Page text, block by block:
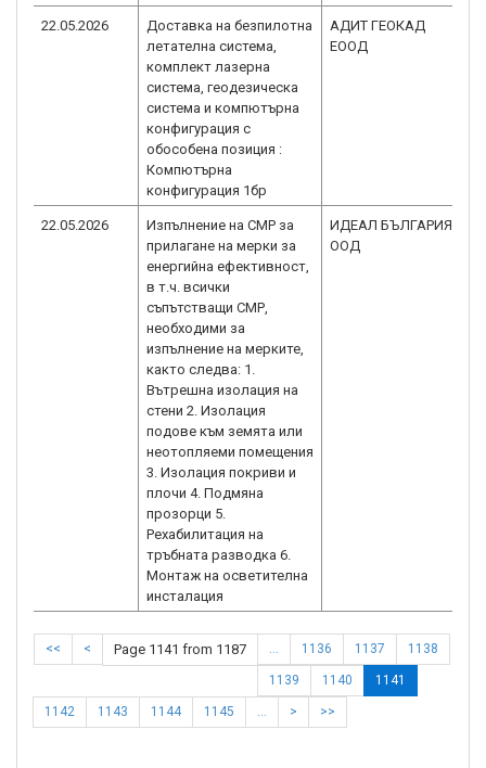
22.05.2026
Доставка на безпилотна
летателна система,
комплект лазерна
система, геодезическа
система и компютърна
конфигурация с
обособена позиция :
Компютърна
конфигурация 1бр
АДИТ ГЕОКАД
ЕООД
22.05.2026
Изпълнение на СМР за
прилагане на мерки за
енергийна ефективност,
в т.ч. всички
съпътстващи СМР,
необходими за
изпълнение на мерките,
както следва: 1.
Вътрешна изолация на
стени 2. Изолация
подове към земята или
неотопляеми помещения
3. Изолация покриви и
плочи 4. Подмяна
прозорци 5.
Рехабилитация на
тръбната разводка 6.
Монтаж на осветителна
инсталация
ИДЕАЛ БЪЛГАРИЯ
ООД
<< < Page 1141 from 1187 … 1136 1137 1138
1139 1140 1141
1142 1143 1144 1145 … > >>